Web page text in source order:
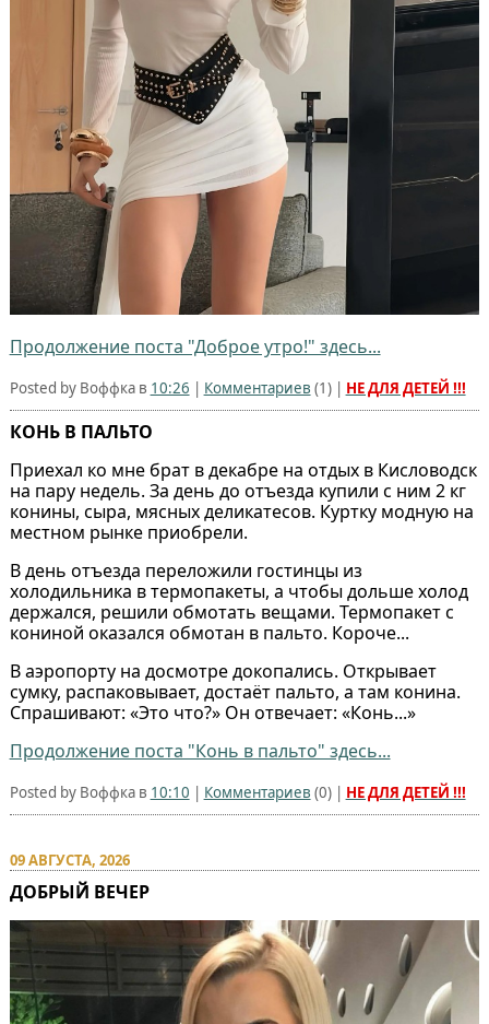
Продолжение поста "Доброе утро!" здесь...
Posted by Воффка в 10:26 | Комментариев (1) | НЕ ДЛЯ ДЕТЕЙ !!!
КОНЬ В ПАЛЬТО
Приехал ко мне брат в декабре на отдых в Кисловодск
на пару недель. За день до отъезда купили с ним 2 кг
конины, сыра, мясных деликатесов. Куртку модную на
местном рынке приобрели.
В день отъезда переложили гостинцы из
холодильника в термопакеты, а чтобы дольше холод
держался, решили обмотать вещами. Термопакет с
кониной оказался обмотан в пальто. Короче...
В аэропорту на досмотре докопались. Открывает
сумку, распаковывает, достаёт пальто, а там конина.
Спрашивают: «Это что?» Он отвечает: «Конь...»
Продолжение поста "Конь в пальто" здесь...
Posted by Воффка в 10:10 | Комментариев (0) | НЕ ДЛЯ ДЕТЕЙ !!!
09 АВГУСТА, 2026
ДОБРЫЙ ВЕЧЕР